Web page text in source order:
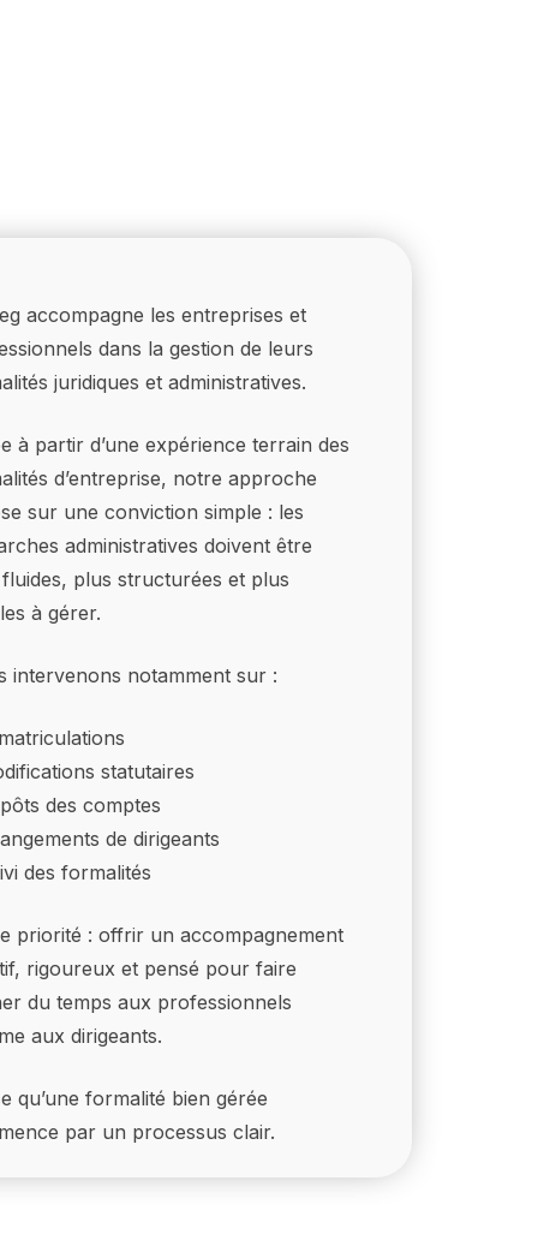
accompagne les entreprises et
dans la gestion de leurs
juridiques et administratives.
à partir d’une expérience terrain des
d’entreprise, notre approche
sur une conviction simple : les
administratives doivent être
plus structurées et plus
à gérer.
intervenons notamment sur :
statutaires
des comptes
de dirigeants
des formalités
priorité : offrir un accompagnement
rigoureux et pensé pour faire
du temps aux professionnels
aux dirigeants.
qu’une formalité bien gérée
par un processus clair.